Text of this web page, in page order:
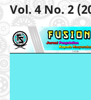
Vol. 4 No. 2